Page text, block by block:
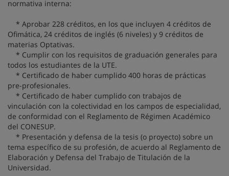
normativa interna:
* Aprobar 228 créditos, en los que incluyen 4 créditos de
Ofimática, 24 créditos de inglés (6 niveles) y 9 créditos de
materias Optativas.
* Cumplir con los requisitos de graduación generales para
todos los estudiantes de la UTE.
* Certificado de haber cumplido 400 horas de prácticas
pre-profesionales.
* Certificado de haber cumplido con trabajos de
vinculación con la colectividad en los campos de especialidad,
de conformidad con el Reglamento de Régimen Académico
del CONESUP.
* Presentación y defensa de la tesis (o proyecto) sobre un
tema específico de su profesión, de acuerdo al Reglamento de
Elaboración y Defensa del Trabajo de Titulación de la
Universidad.